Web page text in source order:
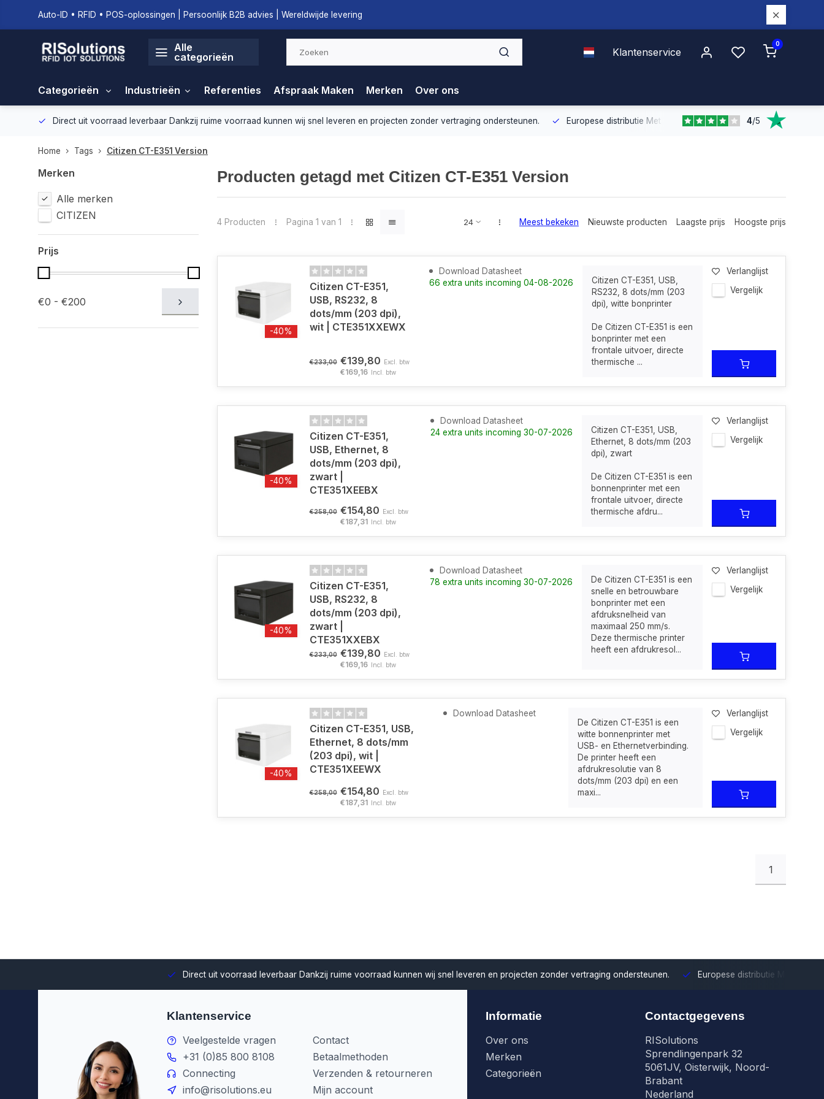
Auto-ID • RFID • POS-oplossingen | Persoonlijk B2B advies | Wereldwijde levering
Alle
categorieën
Klantenservice
0
Categorieën Industrieën Referenties Afspraak Maken Merken Over ons
Direct uit voorraad leverbaar Dankzij ruime voorraad kunnen wij snel leveren en projecten zonder vertraging ondersteunen. Europese distributie Met onze Europese dekking leveren wij
4/5
Home Tags Citizen CT-E351 Version
Merken
Alle merken
CITIZEN
Prijs
€0 - €200
Producten getagd met Citizen CT-E351 Version
4 Producten Pagina 1 van 1 Meest bekeken Nieuwste producten Laagste prijs Hoogste prijs
-40%
Citizen CT-E351,
USB, RS232, 8
dots/mm (203 dpi),
wit | CTE351XXEWX
€233,00 €139,80 Excl. btw
€169,16 Incl. btw
Download Datasheet
66 extra units incoming 04-08-2026
Citizen CT-E351, USB,
RS232, 8 dots/mm (203
dpi), witte bonprinter
De Citizen CT-E351 is een
bonprinter met een
frontale uitvoer, directe
thermische ...
Verlanglijst
Vergelijk
-40%
Citizen CT-E351,
USB, Ethernet, 8
dots/mm (203 dpi),
zwart |
CTE351XEEBX
€258,00 €154,80 Excl. btw
€187,31 Incl. btw
Download Datasheet
24 extra units incoming 30-07-2026
Citizen CT-E351, USB,
Ethernet, 8 dots/mm (203
dpi), zwart
De Citizen CT-E351 is een
bonnenprinter met een
frontale uitvoer, directe
thermische afdru...
Verlanglijst
Vergelijk
-40%
Citizen CT-E351,
USB, RS232, 8
dots/mm (203 dpi),
zwart |
CTE351XXEBX
€233,00 €139,80 Excl. btw
€169,16 Incl. btw
Download Datasheet
78 extra units incoming 30-07-2026
De Citizen CT-E351 is een
snelle en betrouwbare
bonprinter met een
afdruksnelheid van
maximaal 250 mm/s.
Deze thermische printer
heeft een afdrukresol...
Verlanglijst
Vergelijk
-40%
Citizen CT-E351, USB,
Ethernet, 8 dots/mm
(203 dpi), wit |
CTE351XEEWX
€258,00 €154,80 Excl. btw
€187,31 Incl. btw
Download Datasheet
De Citizen CT-E351 is een
witte bonnenprinter met
USB- en Ethernetverbinding.
De printer heeft een
afdrukresolutie van 8
dots/mm (203 dpi) en een
maxi...
Verlanglijst
Vergelijk
1
Direct uit voorraad leverbaar Dankzij ruime voorraad kunnen wij snel leveren en projecten zonder vertraging ondersteunen. Europese distributie
Klantenservice
Veelgestelde vragen
+31 (0)85 800 8108
Connecting
info@risolutions.eu
Contact
Betaalmethoden
Verzenden & retourneren
Mijn account
Informatie
Over ons
Merken
Categorieën
Contactgegevens
RISolutions
Sprendlingenpark 32
5061JV, Oisterwijk, Noord-
Brabant
Nederland